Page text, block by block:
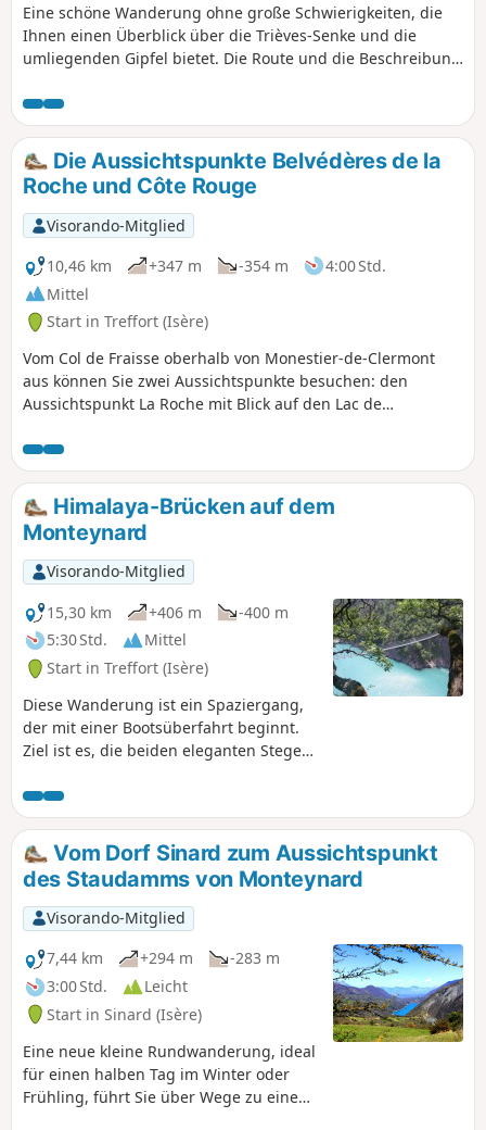
Eine schöne Wanderung ohne große Schwierigkeiten, die
Ihnen einen Überblick über die Trièves-Senke und die
umliegenden Gipfel bietet. Die Route und die Beschreibung
Die Aussichtspunkte Belvédères de la
Roche und Côte Rouge
Visorando-Mitglied
10,46 km
+347 m -354 m
4:00 Std.
Mittel
Start in Treffort (Isère)
Vom Col de Fraisse oberhalb von Monestier-de-Clermont
aus können Sie zwei Aussichtspunkte besuchen: den
Aussichtspunkt La Roche mit Blick auf den Lac de
auf den berühmten Mont Aiguille. Unterwegs kommen Sie
an der schönen Buche namens Arbre à Mimi vorbei.
Himalaya-Brücken auf dem
Monteynard
Visorando-Mitglied
15,30 km
+406 m
-400 m
5:30 Std.
Mittel
Start in Treffort (Isère)
Diese Wanderung ist ein Spaziergang,
der mit einer Bootsüberfahrt beginnt.
Ziel ist es, die beiden eleganten Stege
überquert den Drac. Der zweite Steg
überquert den Ebron. Die Strecke ist
recht gut ausgeschildert.
Vom Dorf Sinard zum Aussichtspunkt
des Staudamms von Monteynard
Visorando-Mitglied
7,44 km
+294 m
-283 m
3:00 Std.
Leicht
Start in Sinard (Isère)
Eine neue kleine Rundwanderung, ideal
für einen halben Tag im Winter oder
Frühling, führt Sie über Wege zu einem